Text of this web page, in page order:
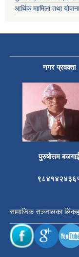
आर्थिक माामिला तथा
नगर प्रवक्ता
पुरुषोत्तम बजगाई
सामाजिक सञ्जालका